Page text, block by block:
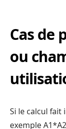
Cas de
ou
Si le calcul
exemple